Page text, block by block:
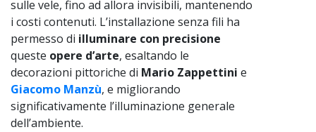
sulle vele, fino ad allora invisibili, mantenendo
i costi contenuti. L’installazione senza fili ha
permesso di illuminare con precisione
queste opere d’arte, esaltando le
decorazioni pittoriche di Mario Zappettini e
Giacomo Manzù, e migliorando
significativamente l’illuminazione generale
dell’ambiente.